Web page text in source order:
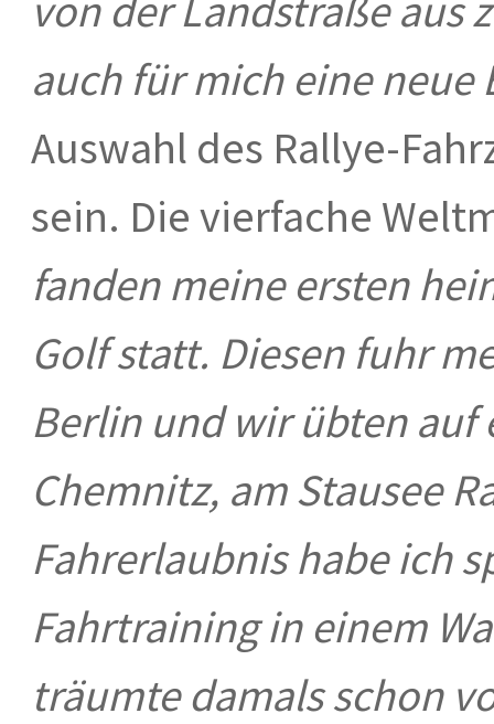
auch für mich eine
Auswahl des Rallye-
sein. Die vierfache
fanden meine ersten
Golf statt. Diesen fuhr
Berlin und wir übten auf
Chemnitz, am Stausee
Fahrerlaubnis habe ich
Fahrtraining in einem
träumte damals schon